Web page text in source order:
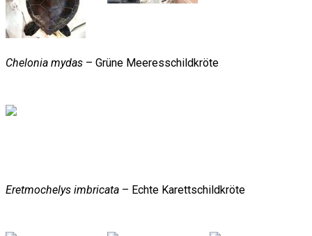
Chelonia mydas – Grüne Meeresschildkröte
Eretmochelys imbricata – Echte Karettschildkröte